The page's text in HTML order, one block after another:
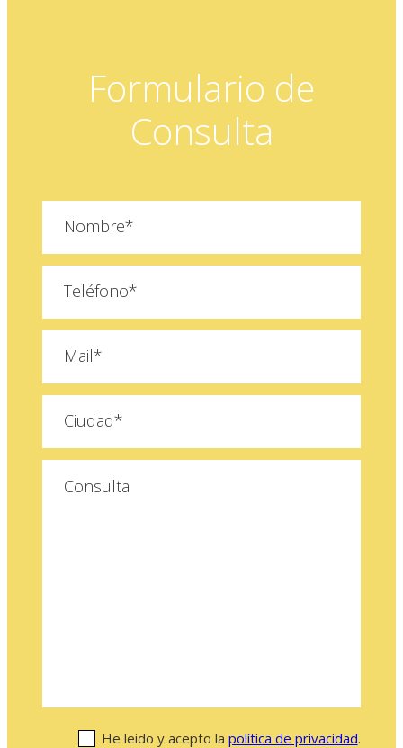
Formulario de
Consulta
He leido y acepto la política de privacidad.